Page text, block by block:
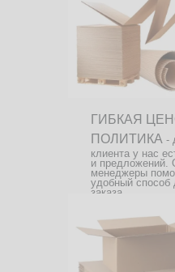
ГИБКАЯ
ПОЛИТИКА -
клиента у нас
и предложений.
менеджеры
удобный способ
заказа.